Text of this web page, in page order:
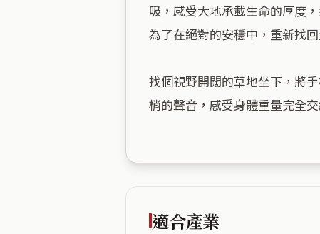
吸，感受大地承載生命的厚度
為了在絕對的安穩中，重新找
找個視野開闊的草地坐下，將
梢的聲音，感受身體重量完全
適合產業